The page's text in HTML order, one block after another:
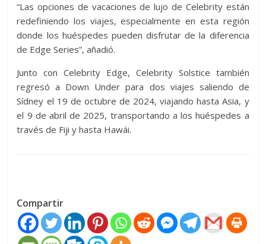
“Las opciones de vacaciones de lujo de Celebrity están
redefiniendo los viajes, especialmente en esta región
donde los huéspedes pueden disfrutar de la diferencia
de Edge Series”, añadió.
Junto con Celebrity Edge, Celebrity Solstice ​​también
regresó a Down Under para dos viajes saliendo de
Sídney el 19 de octubre de 2024, viajando hasta Asia, y
el 9 de abril de 2025, transportando a los huéspedes a
través de Fiji y hasta Hawái.
Compartir